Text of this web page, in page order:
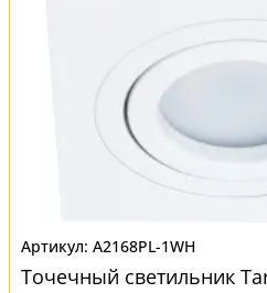
A2168PL-1WH
Точечный светильник